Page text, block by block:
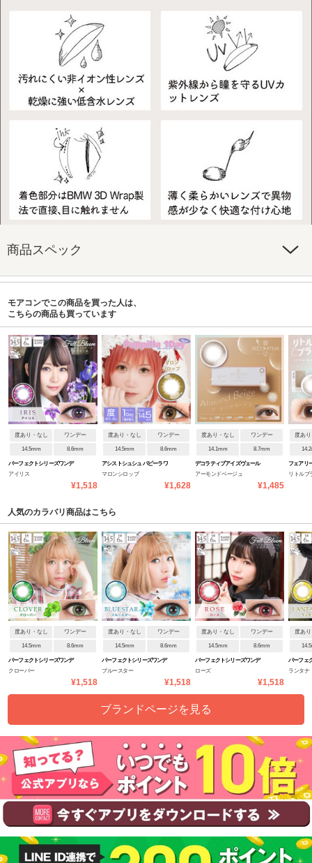
商品スペック
モアコンでこの商品を買った人は、
こちらの商品も買っています
度あり・なし ワンデー
14.5mm 8.6mm
パーフェクトシリーズワンデ
アイリス
¥1,518
度あり・なし ワンデー
14.5mm 8.6mm
アシストシュシュ パピーラワ
マロンシロップ
¥1,628
度あり・なし ワンデー
14.1mm 8.7mm
デコラティブアイズヴェール
アーモンドベージュ
¥1,485
度あ
フェアリ
リトルブ
人気のカラバリ商品はこちら
度あり・なし ワンデー
14.5mm 8.6mm
パーフェクトシリーズワンデ
クローバー
¥1,518
度あり・なし ワンデー
14.5mm 8.6mm
パーフェクトシリーズワンデ
ブルースター
¥1,518
度あり・なし ワンデー
14.5mm 8.6mm
パーフェクトシリーズワンデ
ローズ
¥1,518
度あ
パーフェ
ランタナ
ブランドページを見る